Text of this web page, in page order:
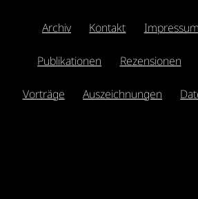
Archiv Kontakt Impressum
Publikationen Rezensionen
Vorträge Auszeichnungen